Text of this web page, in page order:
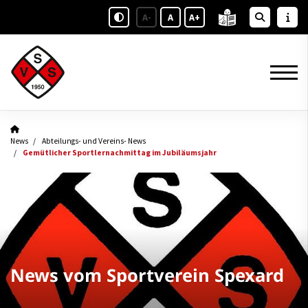
A- A A+
News
Abteilungs- und Vereins- News
Gemütlicher Sportlernachmittag im Jubiläumsjahr
News vom Sportverein Spexard